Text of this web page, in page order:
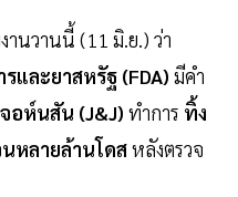
นวานนี้ (11 มิ.ย.) ว่า
และยาสหรัฐ (FDA) มีคำ
ห์นสัน (J&J) ทำการ ทิ้ง
หลายล้านโดสหลังตรวจ